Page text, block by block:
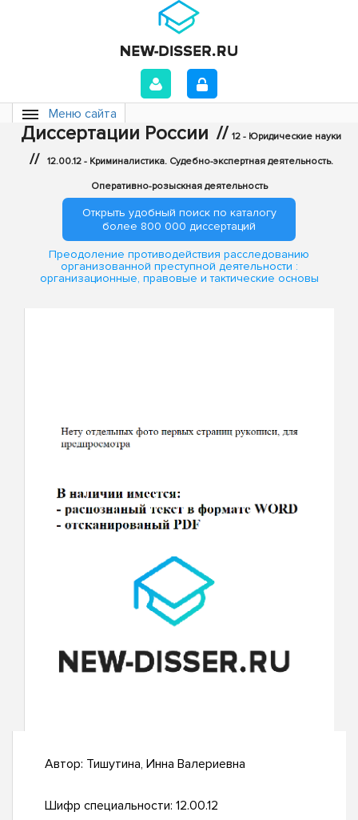
Меню сайта
Диссертации России // 12 - Юридические науки
// 12.00.12 - Криминалистика. Судебно-экспертная деятельность.
Оперативно-розыскная деятельность
Открыть удобный поиск по каталогу
более 800 000 диссертаций
Преодоление противодействия расследованию
организованной преступной деятельности :
организационные, правовые и тактические основы
Автор: Тишутина, Инна Валериевна
Шифр специальности: 12.00.12